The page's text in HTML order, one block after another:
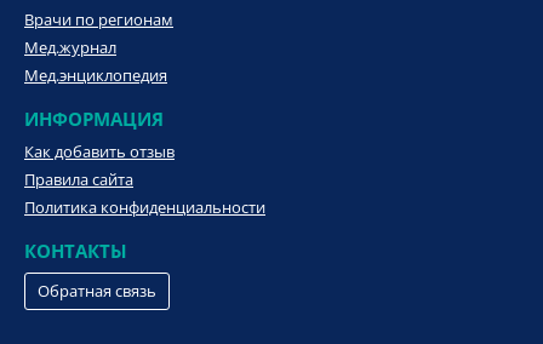
Врачи по регионам
Мед.журнал
Мед.энциклопедия
ИНФОРМАЦИЯ
Как добавить отзыв
Правила сайта
Политика конфиденциальности
КОНТАКТЫ
Обратная связь